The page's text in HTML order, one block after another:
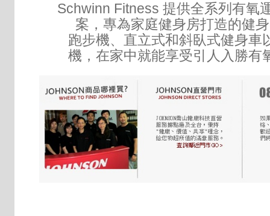
Schwinn Fitness 提供全系列有氧
案，專為家庭健身房打造的健
跑步機、直立式和斜臥式健身車
機，在家中就能享受引人入勝有